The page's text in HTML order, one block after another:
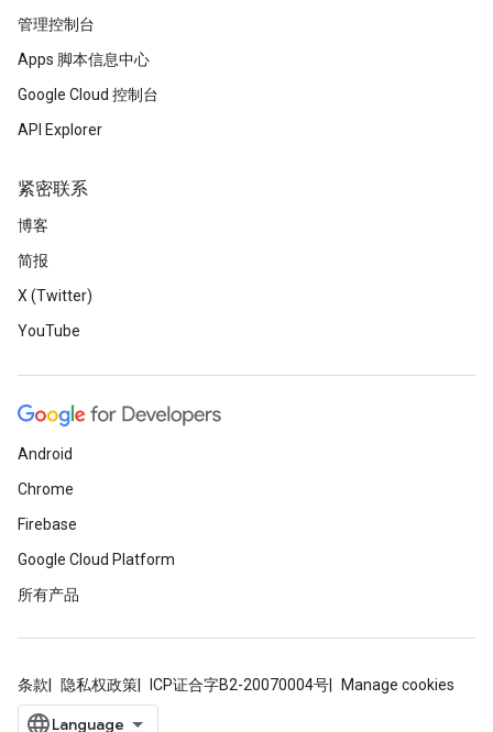
管理控制台
Apps 脚本信息中心
Google Cloud 控制台
API Explorer
紧密联系
博客
简报
X (Twitter)
YouTube
Android
Chrome
Firebase
Google Cloud Platform
所有产品
条款 隐私权政策 ICP证合字B2-20070004号 Manage cookies